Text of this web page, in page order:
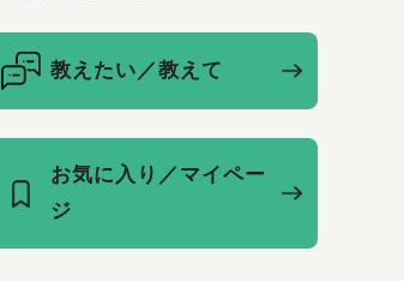
教えたい／教えて
お気に入り／マイペー
ジ